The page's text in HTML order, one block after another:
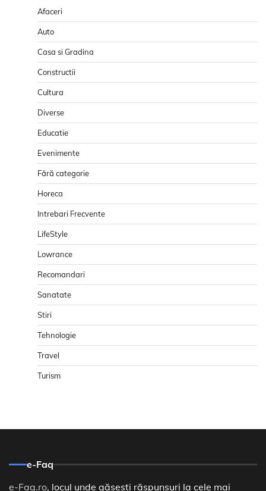
Afaceri
Auto
Casa si Gradina
Constructii
Cultura
Diverse
Educatie
Evenimente
Fără categorie
Horeca
Intrebari Frecvente
LifeStyle
Lowrance
Recomandari
Sanatate
Stiri
Tehnologie
Travel
Turism
e-Faq
e-Faq.ro, locul unde găsești răspunsuri la cele mai